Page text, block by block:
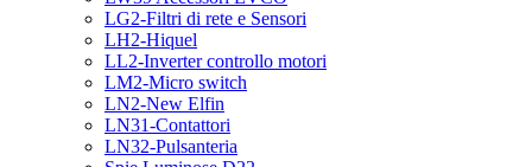
LG2-Filtri di rete e Sensori
LH2-Hiquel
LL2-Inverter controllo motori
LM2-Micro switch
LN2-New Elfin
LN31-Contattori
LN32-Pulsanteria